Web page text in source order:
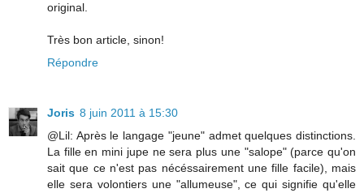
original.
Très bon article, sinon!
Répondre
Joris 8 juin 2011 à 15:30
@Lil: Après le langage "jeune" admet quelques distinctions.
La fille en mini jupe ne sera plus une "salope" (parce qu'on
sait que ce n'est pas nécéssairement une fille facile), mais
elle sera volontiers une "allumeuse", ce qui signifie qu'elle